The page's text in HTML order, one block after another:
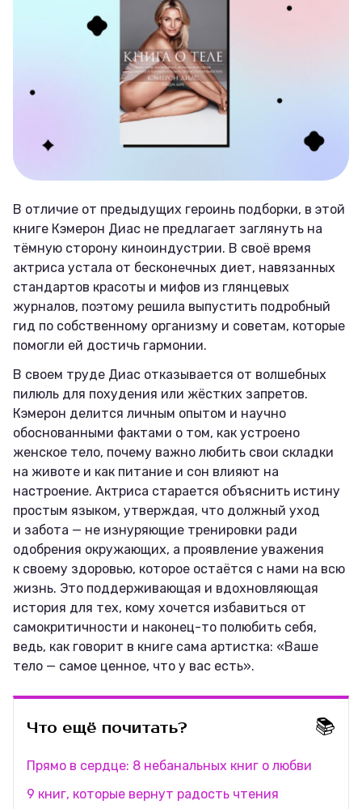
В отличие от предыдущих героинь подборки, в этой
книге Кэмерон Диас не предлагает заглянуть на
тёмную сторону киноиндустрии. В своё время
актриса устала от бесконечных диет, навязанных
стандартов красоты и мифов из глянцевых
журналов, поэтому решила выпустить подробный
гид по собственному организму и советам, которые
помогли ей достичь гармонии.
В своем труде Диас отказывается от волшебных
пилюль для похудения или жёстких запретов.
Кэмерон делится личным опытом и научно
обоснованными фактами о том, как устроено
женское тело, почему важно любить свои складки
на животе и как питание и сон влияют на
настроение. Актриса старается объяснить истину
простым языком, утверждая, что должный уход
и забота — не изнуряющие тренировки ради
одобрения окружающих, а проявление уважения
к своему здоровью, которое остаётся с нами на всю
жизнь. Это поддерживающая и вдохновляющая
история для тех, кому хочется избавиться от
самокритичности и наконец-то полюбить себя,
ведь, как говорит в книге сама артистка: «Ваше
тело — самое ценное, что у вас есть».
Что ещё почитать? 📚
Прямо в сердце: 8 небанальных книг о любви
9 книг, которые вернут радость чтения